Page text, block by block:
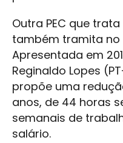
Outra PEC que
também tramita no
Apresentada em
Reginaldo Lopes
propõe uma
anos, de 44 horas
semanais de
salário.